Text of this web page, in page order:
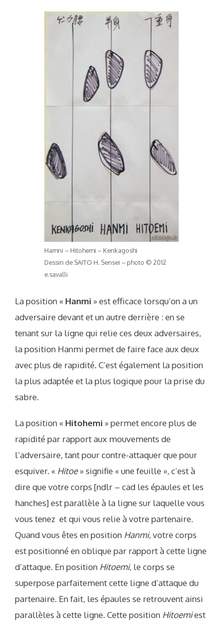
Hamni – Hitohemi – Kenkagoshi
Dessin de SAITO H. Sensei – photo © 2012
e.savalli
La position « Hanmi » est efficace lorsqu’on a un
adversaire devant et un autre derrière : en se
tenant sur la ligne qui relie ces deux adversaires,
la position Hanmi permet de faire face aux deux
avec plus de rapidité. C’est également la position
la plus adaptée et la plus logique pour la prise du
sabre.
La position « Hitohemi » permet encore plus de
rapidité par rapport aux mouvements de
l’adversaire, tant pour contre-attaquer que pour
esquiver. « Hitoe» signifie « une feuille », c’est à
dire que votre corps [ndlr – cad les épaules et les
hanches] est parallèle à la ligne sur laquelle vous
vous tenez et qui vous relie à votre partenaire.
Quand vous êtes en position Hanmi, votre corps
est positionné en oblique par rapport à cette ligne
d’attaque. En position Hitoemi, le corps se
superpose parfaitement cette ligne d’attaque du
partenaire. En fait, les épaules se retrouvent ainsi
parallèles à cette ligne. Cette position Hitoemiest